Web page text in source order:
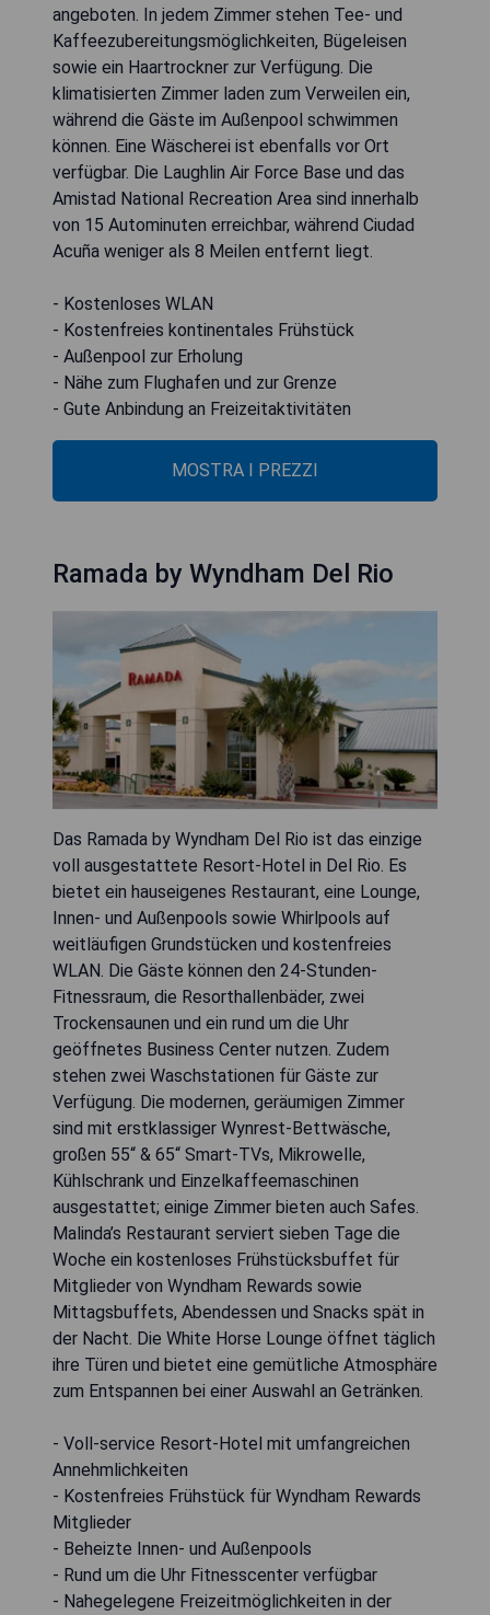
angeboten. In jedem Zimmer stehen Tee- und
Kaffeezubereitungsmöglichkeiten, Bügeleisen
sowie ein Haartrockner zur Verfügung. Die
klimatisierten Zimmer laden zum Verweilen ein,
während die Gäste im Außenpool schwimmen
können. Eine Wäscherei ist ebenfalls vor Ort
verfügbar. Die Laughlin Air Force Base und das
Amistad National Recreation Area sind innerhalb
von 15 Autominuten erreichbar, während Ciudad
Acuña weniger als 8 Meilen entfernt liegt.
- Kostenloses WLAN
- Kostenfreies kontinentales Frühstück
- Außenpool zur Erholung
- Nähe zum Flughafen und zur Grenze
- Gute Anbindung an Freizeitaktivitäten
MOSTRA I PREZZI
Ramada by Wyndham Del Rio
Das Ramada by Wyndham Del Rio ist das einzige
voll ausgestattete Resort-Hotel in Del Rio. Es
bietet ein hauseigenes Restaurant, eine Lounge,
Innen- und Außenpools sowie Whirlpools auf
weitläufigen Grundstücken und kostenfreies
WLAN. Die Gäste können den 24-Stunden-
Fitnessraum, die Resorthallenbäder, zwei
Trockensaunen und ein rund um die Uhr
geöffnetes Business Center nutzen. Zudem
stehen zwei Waschstationen für Gäste zur
Verfügung. Die modernen, geräumigen Zimmer
sind mit erstklassiger Wynrest-Bettwäsche,
großen 55“ & 65“ Smart-TVs, Mikrowelle,
Kühlschrank und Einzelkaffeemaschinen
ausgestattet; einige Zimmer bieten auch Safes.
Malinda’s Restaurant serviert sieben Tage die
Woche ein kostenloses Frühstücksbuffet für
Mitglieder von Wyndham Rewards sowie
Mittagsbuffets, Abendessen und Snacks spät in
der Nacht. Die White Horse Lounge öffnet täglich
ihre Türen und bietet eine gemütliche Atmosphäre
zum Entspannen bei einer Auswahl an Getränken.
- Voll-service Resort-Hotel mit umfangreichen
Annehmlichkeiten
- Kostenfreies Frühstück für Wyndham Rewards
Mitglieder
- Beheizte Innen- und Außenpools
- Rund um die Uhr Fitnesscenter verfügbar
- Nahegelegene Freizeitmöglichkeiten in der